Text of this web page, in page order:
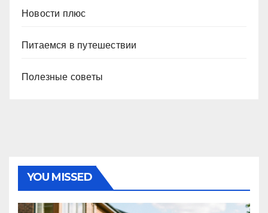
Новости плюс
Питаемся в путешествии
Полезные советы
YOU MISSED